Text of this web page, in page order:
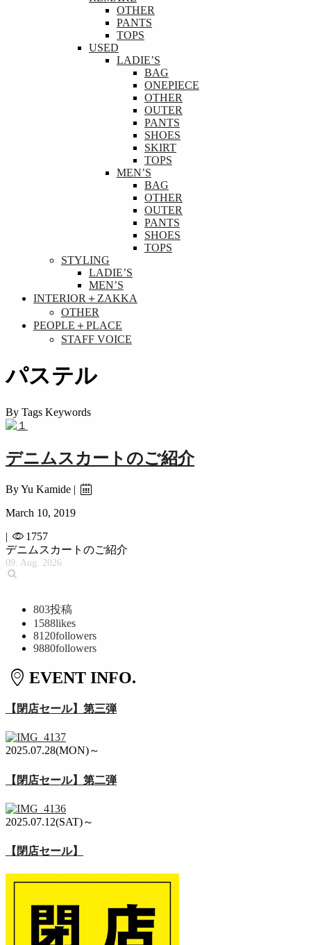
OTHER
PANTS
TOPS
USED
LADIE’S
BAG
ONEPIECE
OTHER
OUTER
PANTS
SHOES
SKIRT
TOPS
MEN’S
BAG
OTHER
OUTER
PANTS
SHOES
TOPS
STYLING
LADIE’S
MEN’S
INTERIOR＋ZAKKA
OTHER
PEOPLE＋PLACE
STAFF VOICE
パステル
By Tags Keywords
デニムスカートのご紹介
By Yu Kamide |
March 10, 2019
|
1757
デニムスカートのご紹介
09. Aug. 2026
803投稿
1588likes
8120followers
9880followers
EVENT INFO.
【閉店セール】第三弾
2025.07.28(MON)～
【閉店セール】第二弾
2025.07.12(SAT)～
【閉店セール】